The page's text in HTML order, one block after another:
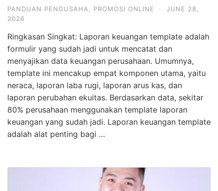
PANDUAN PENGUSAHA, PROMOSI ONLINE ·
JUNE 28,
2026
Ringkasan Singkat: Laporan keuangan template adalah
formulir yang sudah jadi untuk mencatat dan
menyajikan data keuangan perusahaan. Umumnya,
template ini mencakup empat komponen utama, yaitu
neraca, laporan laba rugi, laporan arus kas, dan
laporan perubahan ekuitas. Berdasarkan data, sekitar
80% perusahaan menggunakan template laporan
keuangan yang sudah jadi. Laporan keuangan template
adalah alat penting bagi …